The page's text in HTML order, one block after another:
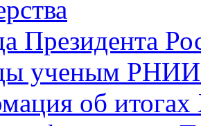
Президента
ученым
об